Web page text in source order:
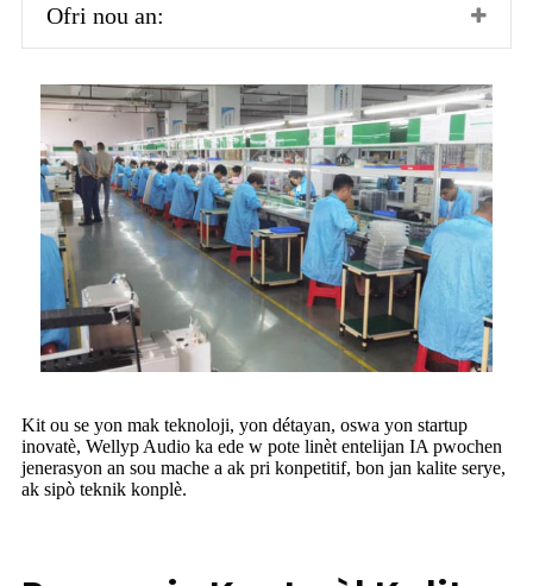
Ofri nou an:
Kit ou se yon mak teknoloji, yon détayan, oswa yon startup
inovatè, Wellyp Audio ka ede w pote linèt entelijan IA pwochen
jenerasyon an sou mache a ak pri konpetitif, bon jan kalite serye,
ak sipò teknik konplè.